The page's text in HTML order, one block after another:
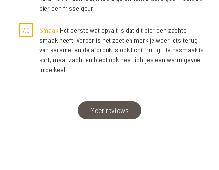
bier een frisse geur.
7,0 Smaak Het eerste wat opvalt is dat dit bier een zachte
smaak heeft. Verder is het zoet en merk je weer iets terug
van karamel en de afdronk is ook licht fruitig. De nasmaak is
kort, maar zacht en biedt ook heel lichtjes een warm gevoel
in de keel.
Meer reviews